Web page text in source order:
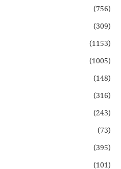
(756)
(309)
(1153)
(1005)
(148)
(316)
(243)
(73)
(395)
(101)